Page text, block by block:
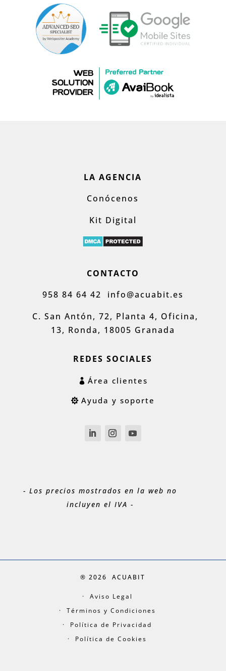
LA AGENCIA
Conócenos
Kit Digital
CONTACTO
958 84 64 42 info@acuabit.es
C. San Antón, 72, Planta 4, Oficina,
13, Ronda, 18005 Granada
REDES SOCIALES
Área clientes
Ayuda y soporte
- Los precios mostrados en la web no
incluyen el IVA -
® 2026ACUABIT
Aviso Legal
Términos y Condiciones
Política de Privacidad
Política de Cookies